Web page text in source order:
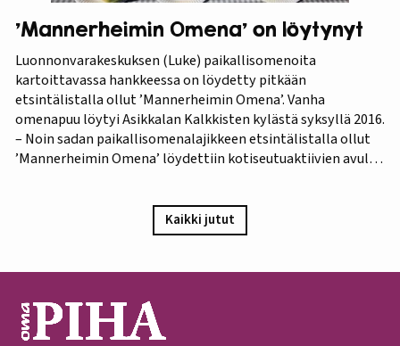
’Mannerheimin Omena’ on löytynyt
Luonnonvarakeskuksen (Luke) paikallisomenoita
kartoittavassa hankkeessa on löydetty pitkään
etsintälistalla ollut ’Mannerheimin Omena’. Vanha
omenapuu löytyi Asikkalan Kalkkisten kylästä syksyllä 2016.
– Noin sadan paikallisomenalajikkeen etsintälistalla ollut
’Mannerheimin Omena’ löydettiin kotiseutuaktiivien avulla.
vastaa Puutarha-lehden vuosien 1921 ja 1931 kuvauksia,
iloitsee tutkija Maarit Heinonen Lukesta.…
Kaikki jutut